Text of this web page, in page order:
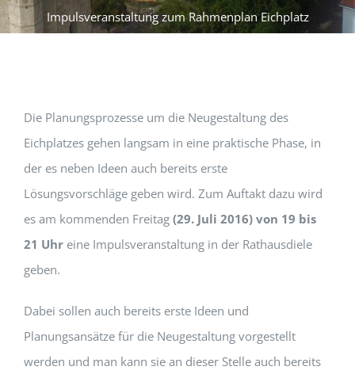
Impulsveranstaltung zum Rahmenplan Eichplatz
Die Planungsprozesse um die Neugestaltung des
Eichplatzes gehen langsam in eine praktische Phase, in
der es neben Ideen auch bereits erste
Lösungsvorschläge geben wird. Zum Auftakt dazu wird
es am kommenden Freitag (29. Juli 2016) von 19 bis
21 Uhr eine Impulsveranstaltung in der Rathausdiele
geben.
Dabei sollen auch bereits erste Ideen und
Planungsansätze für die Neugestaltung vorgestellt
werden und man kann sie an dieser Stelle auch bereits